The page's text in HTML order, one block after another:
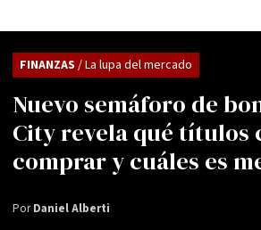
Nuevo semáforo de
City revela qué títulos
comprar y cuáles es
FINANZAS / La lupa del mercado
PorDaniel Alberti